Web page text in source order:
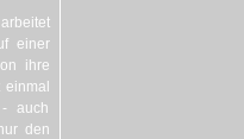
einer
ihre
auch
den